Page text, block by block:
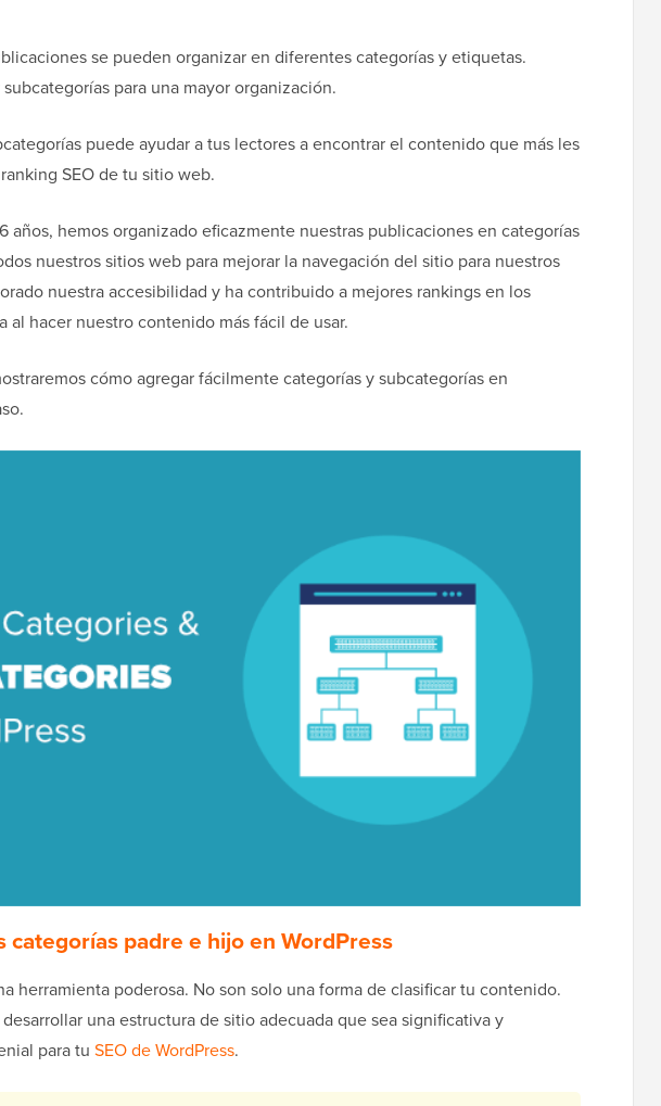
se pueden organizar en diferentes categorías y etiquetas.
para una mayor organización.
puede ayudar a tus lectores a encontrar el contenido que más les
SEO de tu sitio web.
años, hemos organizado eficazmente nuestras publicaciones en categorías
nuestros sitios web para mejorar la navegación del sitio para nuestros
nuestra accesibilidad y ha contribuido a mejores rankings en los
al hacer nuestro contenido más fácil de usar.
cómo agregar fácilmente categorías y subcategorías en
categorías padre e hijo en WordPress
herramienta poderosa. No son solo una forma de clasificar tu contenido.
una estructura de sitio adecuada que sea significativa y
para tu SEO de WordPress.